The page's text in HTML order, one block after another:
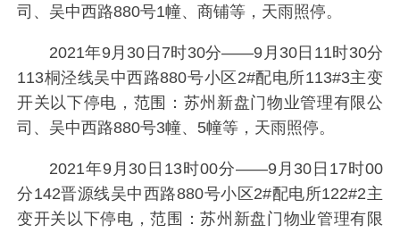
司、吴中西路880号1幢、商铺等，天雨照停。
2021年9月30日7时30分——9月30日11时30分
113桐泾线吴中西路880号小区2#配电所113#3主变
开关以下停电，范围：苏州新盘门物业管理有限公
司、吴中西路880号3幢、5幢等，天雨照停。
2021年9月30日13时00分——9月30日17时00
分142晋源线吴中西路880号小区2#配电所122#2主
变开关以下停电，范围：苏州新盘门物业管理有限